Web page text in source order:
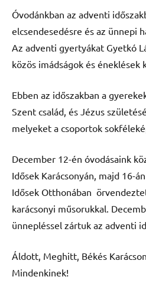
Óvodánkban az adventi
elcsendesedésre és az ünnepi
Az adventi gyertyákat Gyetkó
közös imádságok és éneklések
Ebben az időszakban a
Szent család, és Jézus
melyeket a csoportok
December 12-én óvodásaink
Idősek Karácsonyán, majd 16-
Idősek Otthonában
karácsonyi műsorukkal.
ünnepléssel zártuk az adventi
Áldott, Meghitt, Békés
Mindenkinek!